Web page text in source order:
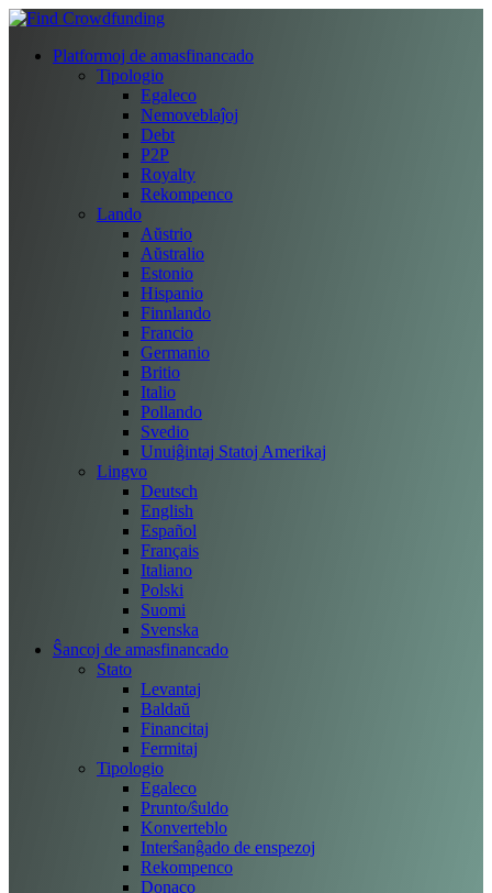
Platformoj de amasfinancado
Tipologio
Egaleco
Nemoveblaĵoj
Debt
P2P
Royalty
Rekompenco
Lando
Aŭstrio
Aŭstralio
Estonio
Hispanio
Finnlando
Francio
Germanio
Britio
Italio
Pollando
Svedio
Unuiĝintaj Statoj Amerikaj
Lingvo
Deutsch
English
Español
Français
Italiano
Polski
Suomi
Svenska
Ŝancoj de amasfinancado
Stato
Levantaj
Baldaŭ
Financitaj
Fermitaj
Tipologio
Egaleco
Prunto/ŝuldo
Konverteblo
Interŝanĝado de enspezoj
Rekompenco
Donaco